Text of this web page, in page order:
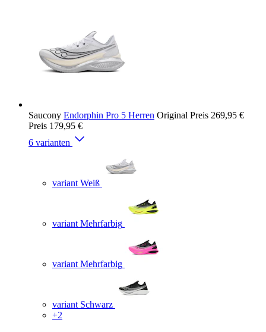
Saucony Endorphin Pro 5 Herren Original Preis 269,95 €
Preis 179,95 €
6 varianten
variant Weiß
variant Mehrfarbig
variant Mehrfarbig
variant Schwarz
+2